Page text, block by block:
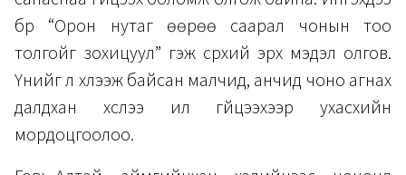
бүүр “Орон нутаг өөрөө саарал чонын тоо
толгойг зохицуул” гэж сүрхий эрх мэдэл олгов.
Үүнийг л хүлээж байсан малчид, анчид чоно агнах
далдхан хүслээ ил гүйцээхээр ухасхийн
мордоцгоолоо.